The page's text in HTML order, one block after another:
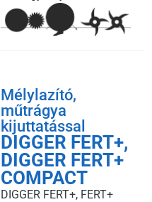
Mélylazító,
műtrágya
kijuttatással
DIGGER FERT+,
DIGGER FERT+
COMPACT
DIGGER FERT+, FERT+